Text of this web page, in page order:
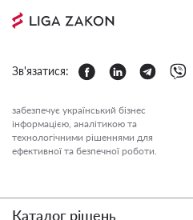
Зв'язатися:
забезпечує український бізнес
інформацією, аналітикою та
технологічними рішеннями для
ефективної та безпечної роботи.
Каталог рішень